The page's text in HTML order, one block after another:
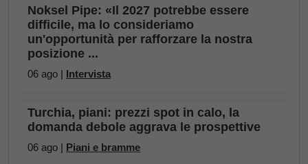
Noksel Pipe: «Il 2027 potrebbe essere
difficile, ma lo consideriamo
un'opportunità per rafforzare la nostra
posizione ...
06 ago | Intervista
Turchia, piani: prezzi spot in calo, la
domanda debole aggrava le prospettive
06 ago | Piani e bramme